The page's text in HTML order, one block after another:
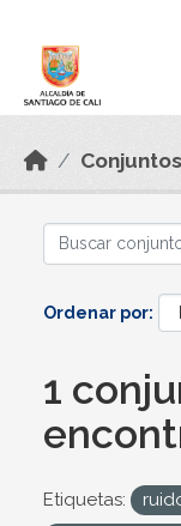
Ordenar por
1
Etiquetas: